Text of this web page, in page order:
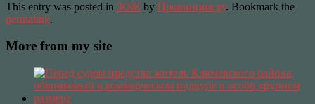
This entry was posted in ЗОЖ by Провинция.ру. Bookmark the
permalink.
More from my site